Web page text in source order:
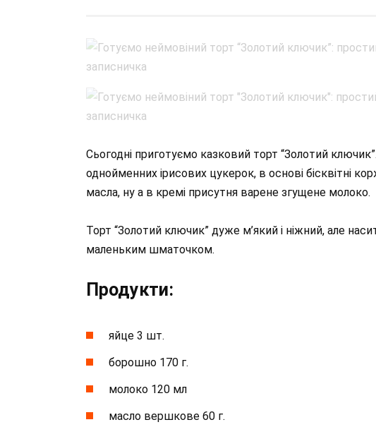
Сьогодні приготуємо казковий торт “Золотий
однойменних ірисових цукерок, в основі бісквітні
масла, ну а в кремі присутня варене згущене молоко.
Торт “Золотий ключик” дуже м’який і ніжний, але
маленьким шматочком.
Продукти:
яйце 3 шт.
борошно 170 г.
молоко 120 мл
масло вершкове 60 г.